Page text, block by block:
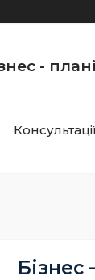
-
Консультації